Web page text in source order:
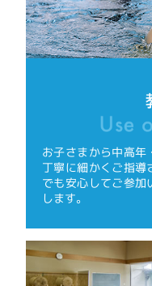
お子さまから中高年
丁寧に細かくご指
でも安心してご参加
します。